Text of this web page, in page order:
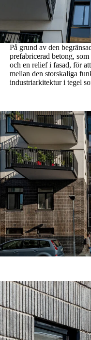
På grund av den
prefabricerad betong,
och en relief i fasad, för
mellan den storskaliga
industriarkitektur i tegel